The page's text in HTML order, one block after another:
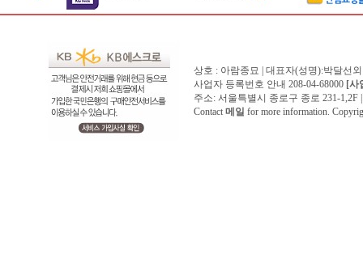
상호 : 아람종묘 | 대표자(성명):박달선
사업자 등록번호 안내 208-04-68000 [사
주소: 서울특별시 종로구 종로 231-1,2F
Contact 메일 for more information.